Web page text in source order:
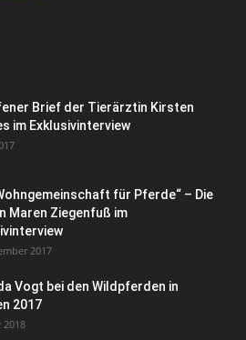
Brief der Tierärztin Kirsten
im Exklusivinterview
für Pferde“ – Die
Maren Ziegenfuß im
2017
Vogt bei den Wildpferden in
2017
2018